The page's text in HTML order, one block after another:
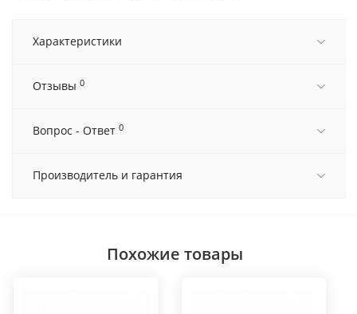
Характеристики
Отзывы 0
Вопрос - Ответ 0
Производитель и гарантия
Похожие товары